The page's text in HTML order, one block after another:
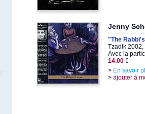
Jenny
"The
Tzadik
Avec la
14.00 €
> En savoir
> ajouter à